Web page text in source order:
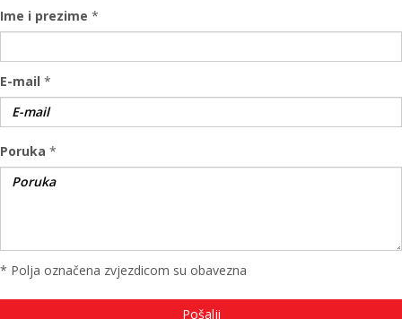
Ime i prezime *
E-mail *
Poruka *
* Polja označena zvjezdicom su obavezna